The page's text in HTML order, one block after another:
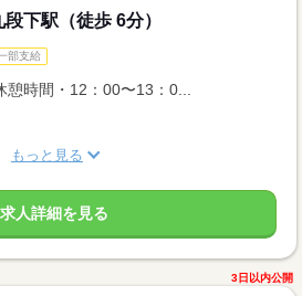
下駅（徒歩 6分）
部支給
時間・12：00〜13：0...
もっと見る
求人詳細を見る
3日以内公開